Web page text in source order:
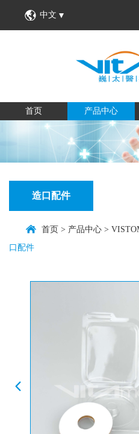
中文
首页 产品中心
造口配件
首页 > 产品中心 >
口配件